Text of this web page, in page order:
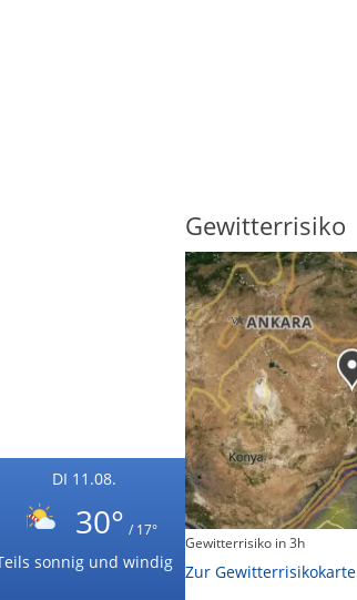
DI 11.08.
30° / 17°
sonnig und windig
Gewitterrisiko
Gewitterrisiko in 3h
Zur Gewitterrisikokarte